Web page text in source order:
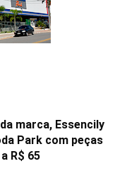
marca, Essencily
Park com peças
R$ 65